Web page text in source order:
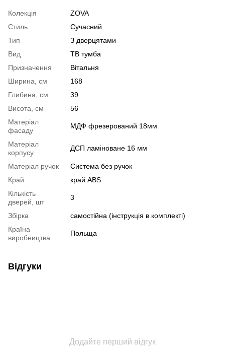
Колекція
ZOVA
Стиль
Сучасний
Тип
З дверцятами
Вид
ТВ тумба
Призначення
Вітальня
Ширина, см
168
Глибина, см
39
Висота, см
56
Матеріал
фасаду
МДФ фрезерований 18мм
Матеріал
корпусу
ДСП ламіноване 16 мм
Матеріал ручок
Система без ручок
Край
край ABS
Кількість
дверей, шт
3
Збірка
самостійна (інструкція в комплекті)
Країна
виробництва
Польща
Відгуки
Додайте перший відгук